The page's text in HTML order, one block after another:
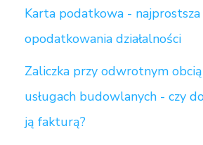
Karta podatkowa -
opodatkowania działalności
Zaliczka przy odwrotnym
usługach budowlanych - czy
ją fakturą?